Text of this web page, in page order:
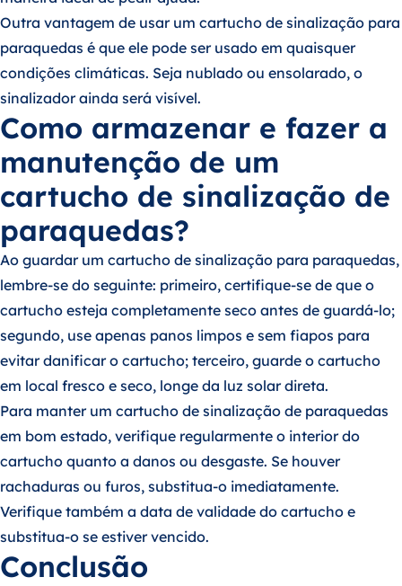
Outra vantagem de usar um cartucho de sinalização para
paraquedas é que ele pode ser usado em quaisquer
condições climáticas. Seja nublado ou ensolarado, o
sinalizador ainda será visível.
Como armazenar e fazer a
manutenção de um
cartucho de sinalização de
paraquedas?
Ao guardar um cartucho de sinalização para paraquedas,
lembre-se do seguinte: primeiro, certifique-se de que o
cartucho esteja completamente seco antes de guardá-lo;
segundo, use apenas panos limpos e sem fiapos para
evitar danificar o cartucho; terceiro, guarde o cartucho
em local fresco e seco, longe da luz solar direta.
Para manter um cartucho de sinalização de paraquedas
em bom estado, verifique regularmente o interior do
cartucho quanto a danos ou desgaste. Se houver
rachaduras ou furos, substitua-o imediatamente.
Verifique também a data de validade do cartucho e
substitua-o se estiver vencido.
Conclusão